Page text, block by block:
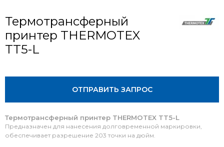
Термотрансферный
принтер THERMOTEX
TT5-L
ОТПРАВИТЬ ЗАПРОС
Термотрансферный принтер THERMOTEX TT5-L
Предназначен для нанесения долговременной маркировки,
обеспечивает разрешение 203 точки на дюйм.